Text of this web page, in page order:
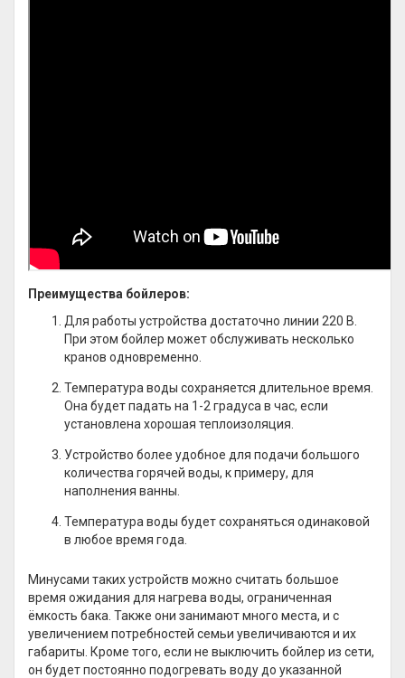
Преимущества бойлеров:
Для работы устройства достаточно линии 220 В.
При этом бойлер может обслуживать несколько
кранов одновременно.
Температура воды сохраняется длительное время.
Она будет падать на 1-2 градуса в час, если
установлена хорошая теплоизоляция.
Устройство более удобное для подачи большого
количества горячей воды, к примеру, для
наполнения ванны.
Температура воды будет сохраняться одинаковой
в любое время года.
Минусами таких устройств можно считать большое
время ожидания для нагрева воды, ограниченная
ёмкость бака. Также они занимают много места, и с
увеличением потребностей семьи увеличиваются и их
габариты. Кроме того, если не выключить бойлер из сети,
он будет постоянно подогревать воду до указанной